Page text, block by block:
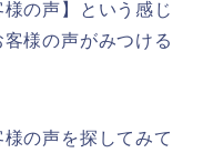
の声】という感じ
様の声がみつける
の声を探してみて